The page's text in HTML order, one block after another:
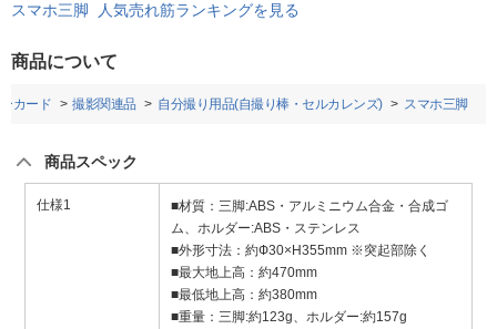
スマホ三脚 人気売れ筋ランキングを見る
商品について
カード 撮影関連品 自分撮り用品(自撮り棒・セルカレンズ) スマホ三脚
商品スペック
仕様1
■材質：三脚:ABS・アルミニウム合金・合成ゴ
ム、ホルダー:ABS・ステンレス
■外形寸法：約Ф30×H355mm ※突起部除く
■最大地上高：約470mm
■最低地上高：約380mm
■重量：三脚:約123g、ホルダー:約157g